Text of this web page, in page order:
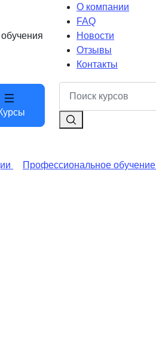
О компании
FAQ
Новости
Отзывы
Контакты
Профессиональное обучение